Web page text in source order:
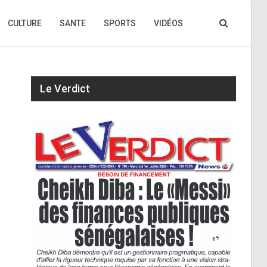
CULTURE SANTE SPORTS VIDÉOS
Le Verdict